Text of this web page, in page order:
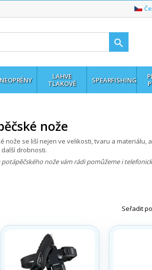

NEOPRÉNY
LAHVE
TLAKOVÉ
SPEARFISHING
nože
nože se liší nejen ve velikosti, tvaru a materiálu,
drobnosti.
potápěčského noževám rádi pomůžeme i
Seřadit